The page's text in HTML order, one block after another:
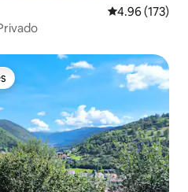
Calificación
4.96 (173)